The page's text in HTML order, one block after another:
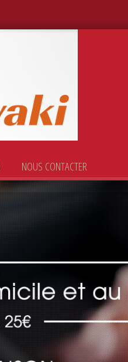
NOUS CONTACTER